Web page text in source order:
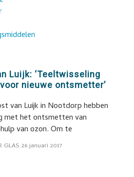
Luijk: ‘Teeltwisseling
nieuwe ontsmetter’
van Luijk in Nootdorp hebben
met het ontsmetten van
van ozon. Om te
GLAS 26 januari 2017